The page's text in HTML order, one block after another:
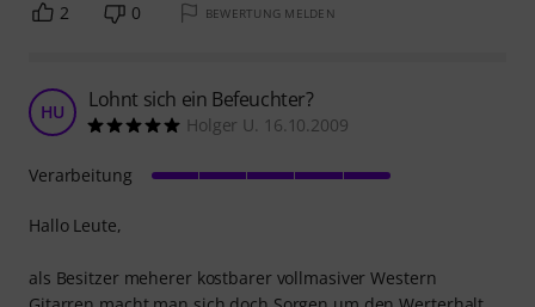
2 0 BEWERTUNG MELDEN
HU Lohnt sich ein Befeuchter?
Holger U. 16.10.2009
Hallo Leute,
als Besitzer meherer kostbarer vollmasiver Western
Verarbeitung